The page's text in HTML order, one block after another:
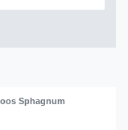
Sphagnum